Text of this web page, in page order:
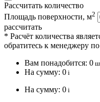
Рассчитать количество
Площадь поверхности, м2
рассчитать
* Расчёт количества
обратитесь к менеджеру
Вам понадобится: 0
На сумму: 0 i
На сумму: 0 i